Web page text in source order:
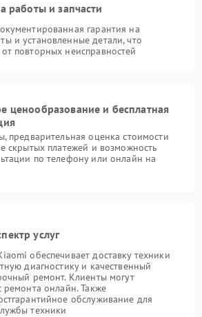
работы и запчасти
гарантия на
и установленные детали, что
повторных неисправностей
ценообразование и бесплатная
предварительная оценка стоимости
скрытых платежей и возможность
по телефону или онлайн на
услуг
обеспечивает доставку техники
диагностику и качественный
ремонт. Клиенты могут
ремонта онлайн. Также
обслуживание для
техники